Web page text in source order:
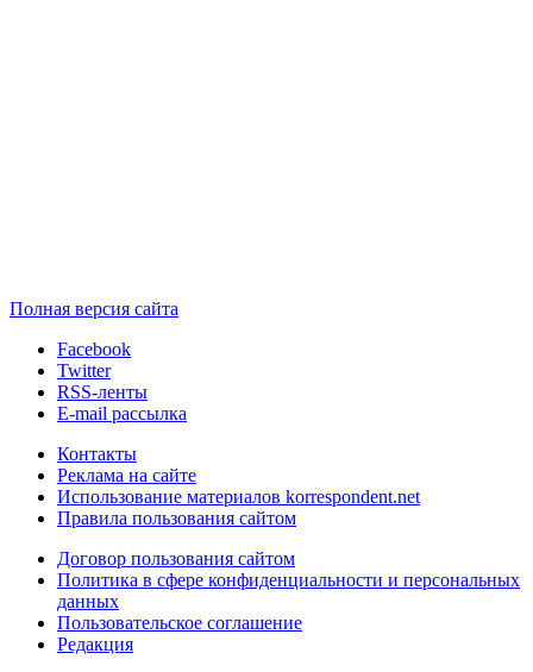
Полная версия сайта
Facebook
Twitter
RSS-ленты
E-mail рассылка
Контакты
Реклама на сайте
Использование материалов korrespondent.net
Правила пользования сайтом
Договор пользования сайтом
Политика в сфере конфиденциальности и персональных
данных
Пользовательское соглашение
Редакция